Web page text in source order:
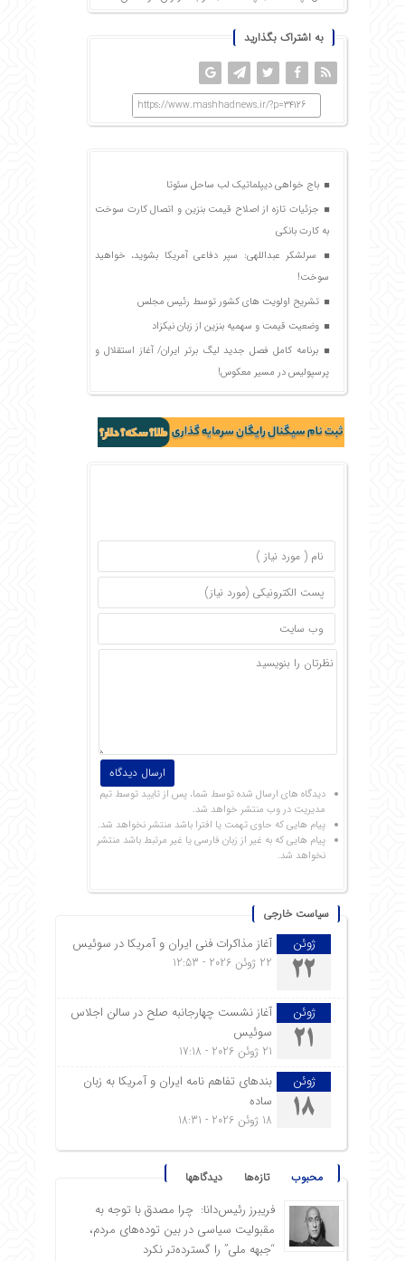
به اشتراک بگذارید
https://www.mashhadnews.ir/?p=34126
باج خواهی دیپلماتیک لب ساحل سئوتا
جزئیات تازه از اصلاح قیمت بنزین و اتصال کارت سوخت
به کارت بانکی
سرلشکر عبداللهی: سپر دفاعی آمریکا بشوید، خواهید
سوخت!
تشریح اولویت های کشور توسط رئیس مجلس
وضعیت قیمت و سهمیه بنزین از زبان نیکزاد
برنامه کامل فصل جدید لیگ برتر ایران/ آغاز استقلال و
پرسپولیس در مسیر معکوس!
دیدگاه های ارسال شده توسط شما، پس از تایید توسط تیم
مدیریت در وب منتشر خواهد شد.
پیام هایی که حاوی تهمت یا افترا باشد منتشر نخواهد شد.
پیام هایی که به غیر از زبان فارسی یا غیر مرتبط باشد منتشر
نخواهد شد.
سیاست خارجی
ژوئن
22
آغاز مذاکرات فنی ایران و آمریکا در سوئیس
22 ژوئن 2026 - 12:53
ژوئن
21
آغاز نشست چهارجانبه صلح در سالن اجلاس
سوئیس
21 ژوئن 2026 - 17:18
ژوئن
18
بندهای تفاهم نامه ایران و آمریکا به زبان
ساده
18 ژوئن 2026 - 18:31
محبوب تازه‌ها دیدگاهها
فریبرز رئیس‌دانا: چرا مصدق با توجه به
مقبولیت سیاسی در بین توده‌های مردم،
“جبهه ملی” را گسترده‌تر نکرد